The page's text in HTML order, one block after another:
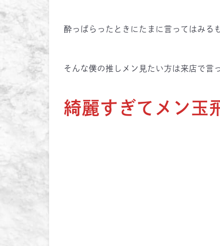
酔っぱらったときにたまに言ってはみる
そんな僕の推しメン見たい方は来店で言
綺麗すぎてメン玉